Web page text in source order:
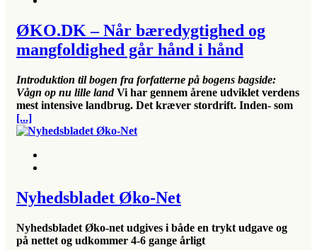
ØKO.DK – Når bæredygtighed og
mangfoldighed går hånd i hånd
Introduktion til bogen fra forfatterne på bogens bagside:
Vågn op nu lille landVi har gennem årene udviklet verdens
mest intensive landbrug. Det kræver stordrift. Inden- som
[...]
Nyhedsbladet Øko-Net
Nyhedsbladet Øko-net udgives i både en trykt udgave og
på nettet og udkommer 4-6 gange årligt